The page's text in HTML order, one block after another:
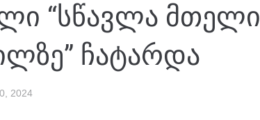
“სწავლა მთელი
ჩატარდა
2024